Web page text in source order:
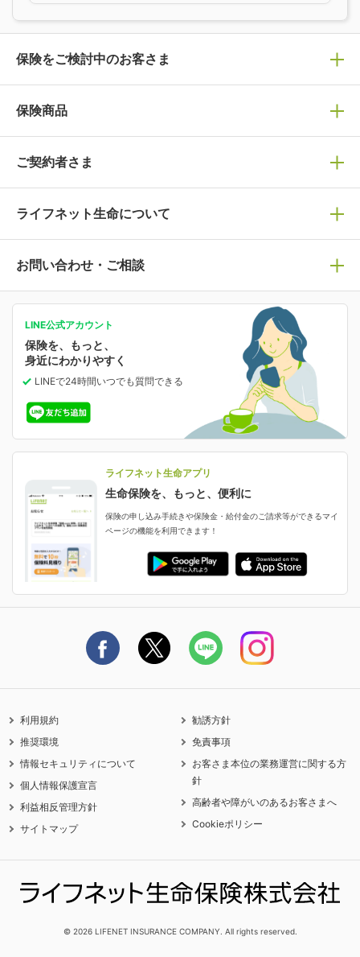
保険をご検討中のお客さま
保険の選び方
保険選びで迷っている方はチェック！
保険の基礎知識や選び方を解説！
人生のステージに必要な保険がわかる！
保険ジャンバラヤ
あなたの人生と保険選びのためのWebメディア
選ばれる理由・評判
ライフネット生命の特長
ライフネット生命が選ばれる理由がわかる！
評判・口コミ
ご契約者さまに聞きました！
申し込みガイド
ご契約の流れと必要書類
保険料の支払い方法
保険商品
保険商品一覧
万が一に備える
病気や手術に備える
がん保険
がんに備える
女性保険
女性特有の病気に備える
就業不能保険
就業不能状態に備える
認知症・MCIに備える
ご契約者さま
マイページログイン
ご契約内容の確認
お客さま情報の確認・変更
保険料の支払い方法の変更
中断したお申し込みの再開
お申し込み後の状況確認
減額・解約・追加契約の申し込み など
ご契約者さま向け各種お手続き・サービス
保険金・給付金のご請求
生命保険料控除に関するご案内
ライフネット生命について
ライフネット生命についてトップ
会社情報
業績・財務情報
保険金等の支払状況
採用情報
生命保険マニフェスト
ライフネット生命のCMページ
ライフネット生命公式note
お問い合わせ・ご相談
保険相談サービス
よくあるご質問
資料請求
LINE公式アカウント
保険を、もっと、
身近にわかりやすく
LINEで24時間いつでも質問できる
ライフネット生命アプリ
生命保険を、もっと、便利に
保険の申し込み手続きや保険金・給付金のご請求等ができるマイ
ページの機能を利用できます！
利用規約
推奨環境
情報セキュリティについて
個人情報保護宣言
利益相反管理方針
サイトマップ
勧誘方針
免責事項
お客さま本位の業務運営に関する方
針
高齢者や障がいのあるお客さまへ
Cookieポリシー
© 2026 LIFENET INSURANCE COMPANY. All rights reserved.